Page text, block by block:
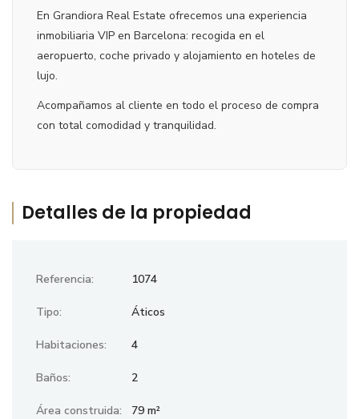
En Grandiora Real Estate ofrecemos una experiencia
inmobiliaria VIP en Barcelona: recogida en el
aeropuerto, coche privado y alojamiento en hoteles de
lujo.
Acompañamos al cliente en todo el proceso de compra
con total comodidad y tranquilidad.
Detalles de la propiedad
Referencia: 1074
Tipo: Áticos
Habitaciones: 4
Baños: 2
Área construida: 79 m²